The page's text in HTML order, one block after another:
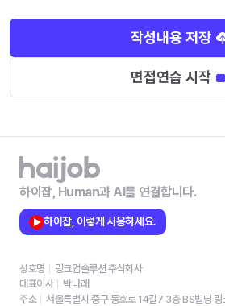
작성내용 저장
면접연습 시작
하이잡, Human과 AI를 연결합니다.
하이잡, 이렇게 사용하세요.
상호명
링크업솔루션 주식회사
대표이사
박나래
주소
서울특별시 중구 동호로 14길7 3층 BS빌딩 링